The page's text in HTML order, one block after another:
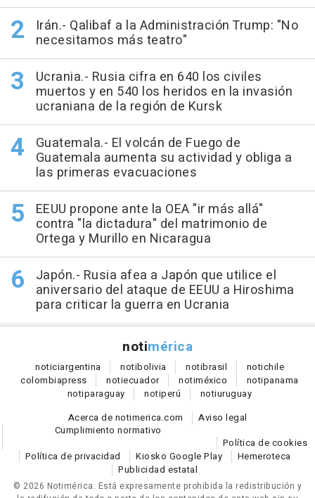
Irán.- Qalibaf a la Administración Trump: "No
necesitamos más teatro"
Ucrania.- Rusia cifra en 640 los civiles
muertos y en 540 los heridos en la invasión
ucraniana de la región de Kursk
Guatemala.- El volcán de Fuego de
Guatemala aumenta su actividad y obliga a
las primeras evacuaciones
EEUU propone ante la OEA "ir más allá"
contra "la dictadura" del matrimonio de
Ortega y Murillo en Nicaragua
Japón.- Rusia afea a Japón que utilice el
aniversario del ataque de EEUU a Hiroshima
para criticar la guerra en Ucrania
notimérica
noticiargentina notibolivia notibrasil notichile
colombiapress notiecuador notiméxico notipanama
notiparaguay notiperú notiuruguay
Acerca de notimerica.com
Aviso legal
Cumplimiento normativo
Política de cookies
Política de privacidad
Kiosko Google Play
Hemeroteca
Publicidad estatal
© 2026 Notimérica. Está expresamente prohibida la redistribución y